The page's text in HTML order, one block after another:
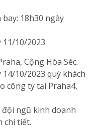
18h30 ngày
10/2023
Cộng Hòa Séc.
10/2023 quý khách
công ty tại Praha4,
ngũ kinh doanh
chi tiết.